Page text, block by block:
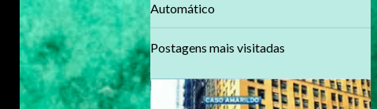
Automático
Postagens mais visitadas